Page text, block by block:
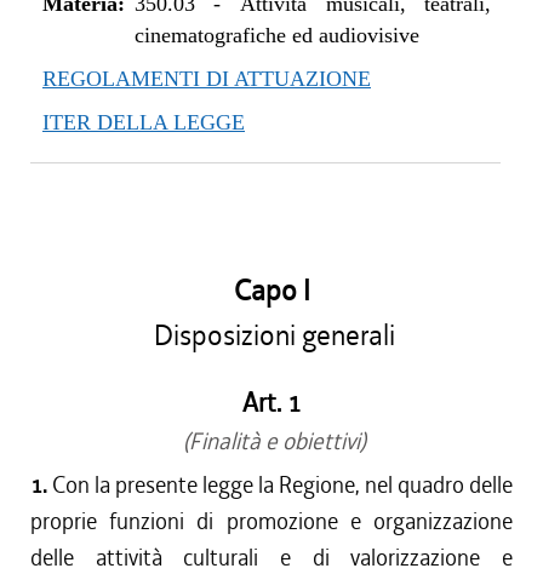
cinematografiche ed audiovisive
REGOLAMENTI DI ATTUAZIONE
ITER DELLA LEGGE
Capo I
Disposizioni generali
Art. 1
(Finalità e obiettivi)
1. Con la presente legge la Regione, nel quadro delle
proprie funzioni di promozione e organizzazione
delle attività culturali e di valorizzazione e